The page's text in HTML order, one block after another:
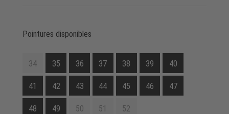
Pointures disponibles
34 35 36 37 38 39 40
41 42 43 44 45 46 47
48 49 50 51 52